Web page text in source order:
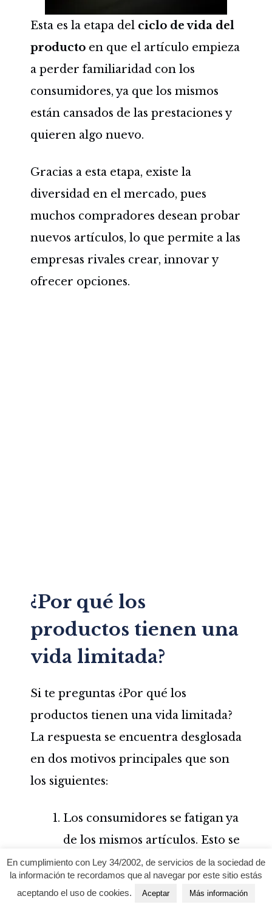
Esta es la etapa del ciclo de vida del
productoen que el artículo empieza
a perder familiaridad con los
consumidores, ya que los mismos
están cansados de las prestaciones y
quieren algo nuevo.
Gracias a esta etapa, existe la
diversidad en el mercado, pues
muchos compradores desean probar
nuevos artículos, lo que permite a las
empresas rivales crear, innovar y
ofrecer opciones.
¿Por qué los
productos tienen una
vida limitada?
Si te preguntas ¿Por qué los
productos tienen una vida limitada?
La respuesta se encuentra desglosada
en dos motivos principales que son
los siguientes:
Los consumidores se fatigan ya
de los mismos artículos. Esto se
debe a que la monotonía
ocasiona insatisfacción y
En cumplimiento con Ley 34/2002, de servicios de la sociedad de
la información te recordamos que al navegar por este sitio estás
aceptando el uso de cookies.
Aceptar Más información